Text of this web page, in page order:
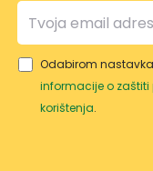
T/NY
WT/1
0
Odabirom
informacije o
korištenja.